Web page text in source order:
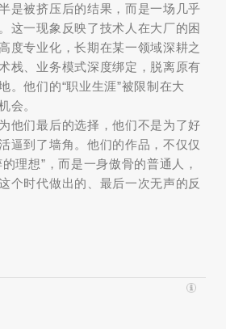
是被挤压后的结果，而是一场几乎
这一现象反映了技术人在大厂的困
度专业化，长期在某一领域深耕之
栈、业务模式深度绑定，脱离原有
。他们的“职业生涯”被限制在大
会。
他们最后的选择，他们不是为了好
逼到了墙角。他们的作品，不仅仅
理想”，而是一身傲骨的普通人，
个时代做出的、最后一次无声的反